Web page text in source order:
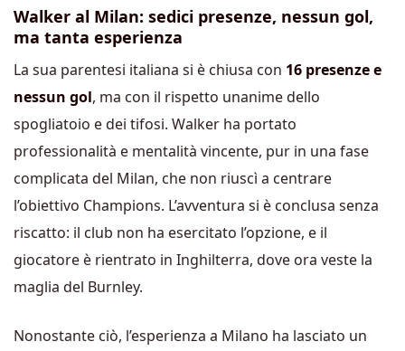
Walker al Milan: sedici presenze, nessun gol,
ma tanta esperienza
La sua parentesi italiana si è chiusa con 16 presenze e
nessun gol, ma con il rispetto unanime dello
spogliatoio e dei tifosi. Walker ha portato
professionalità e mentalità vincente, pur in una fase
complicata del Milan, che non riuscì a centrare
l’obiettivo Champions. L’avventura si è conclusa senza
riscatto: il club non ha esercitato l’opzione, e il
giocatore è rientrato in Inghilterra, dove ora veste la
maglia del Burnley.
Nonostante ciò, l’esperienza a Milano ha lasciato un